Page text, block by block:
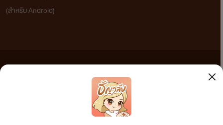
(สำหรับ Android)
เว็บไซต์แห่งนี้ไม่ได้เห็นด้วยและไม่ขอรับผิดชอบต่อข้อความใดๆ ทั้งสิ้น ดังนั้นผู้อ่านทุกท่านโปรดใช้
วิจารณญาณในการกลั่นกรองด้วยตนเอง และหากท่านพบข้อความใดๆ ที่ขัดต่อกฎหมายและศีลธรรม
กรุณาแจ้งมาที่ tunwalai@ookbee.com เพื่อทีมงานจะได้ดำเนินการในทันที ทั้งนี้ ทางเว็บไซต์ขอสงวน
ลิขสิทธิ์ตามพระราชบัญญัติลิขสิทธิ์ (ฉบับเพิ่มเติม) พ.ศ.2558